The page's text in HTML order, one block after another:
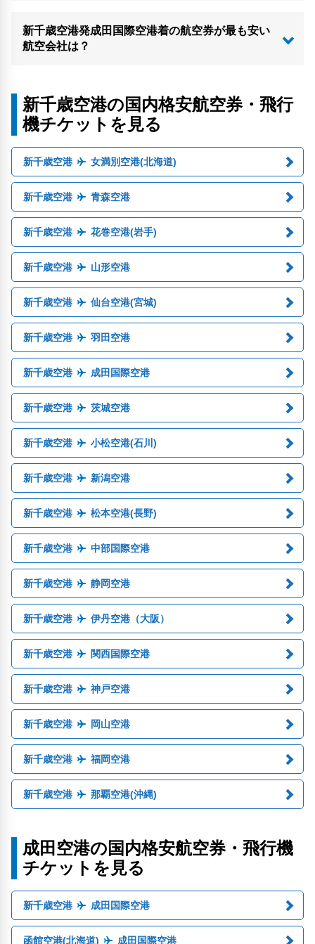
新千歳空港発成田国際空港着の航空券が最も安い
航空会社は？
新千歳空港の国内格安航空券・飛行
機チケットを見る
新千歳空港 女満別空港(北海道)
新千歳空港 青森空港
新千歳空港 花巻空港(岩手)
新千歳空港 山形空港
新千歳空港 仙台空港(宮城)
新千歳空港 羽田空港
新千歳空港 成田国際空港
新千歳空港 茨城空港
新千歳空港 小松空港(石川)
新千歳空港 新潟空港
新千歳空港 松本空港(長野)
新千歳空港 中部国際空港
新千歳空港 静岡空港
新千歳空港 伊丹空港（大阪）
新千歳空港 関西国際空港
新千歳空港 神戸空港
新千歳空港 岡山空港
新千歳空港 福岡空港
新千歳空港 那覇空港(沖縄)
成田空港の国内格安航空券・飛行機
チケットを見る
新千歳空港 成田国際空港
函館空港(北海道) 成田国際空港